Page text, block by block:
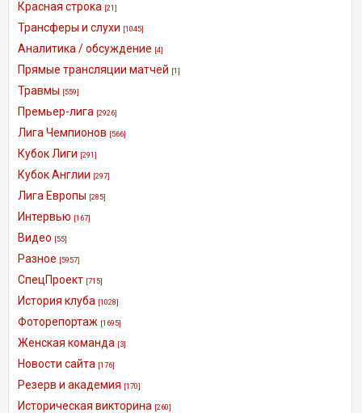
Красная строка [21]
Трансферы и слухи [1045]
Аналитика / обсуждение [4]
Прямые трансляции матчей [1]
Травмы [559]
Премьер-лига [2926]
Лига Чемпионов [566]
Кубок Лиги [291]
Кубок Англии [297]
Лига Европы [285]
Интервью [167]
Видео [55]
Разное [5957]
СпецПроект [715]
История клуба [1028]
Фоторепортаж [1695]
Женская команда [3]
Новости сайта [176]
Резерв и академия [170]
Историческая викторина [260]